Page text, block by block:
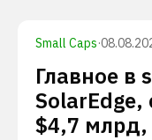
Small Caps·
Главное в
$4,7 млрд,